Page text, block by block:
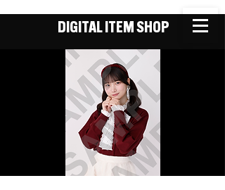
DIGITAL ITEM SHOP